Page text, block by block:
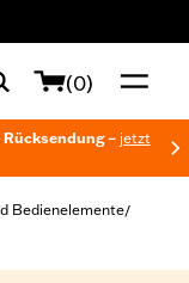
(0)
– jetzt
Bedienelemente/